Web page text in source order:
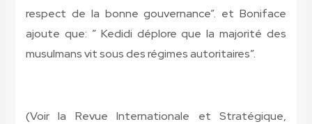
respect de la bonne gouvernance”. et Boniface
ajoute que: ” Kedidi déplore que la majorité des
musulmans vit sous des régimes autoritaires”.
(Voir la Revue Internationale et Stratégique,